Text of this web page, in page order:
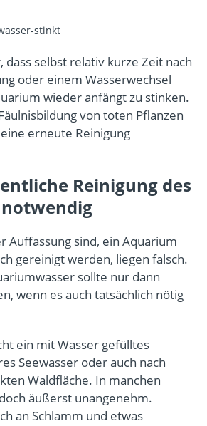
selbst relativ kurze Zeit nach
oder einem Wasserwechsel
wieder anfängt zu stinken.
von toten Pflanzen
erneute Reinigung
Reinigung des
Auffassung sind, ein Aquarium
gereinigt werden, liegen falsch.
sollte nur dann
wenn es auch tatsächlich nötig
ein mit Wasser gefülltes
Seewasser oder auch nach
Waldfläche. In manchen
äußerst unangenehm.
an Schlamm und etwas